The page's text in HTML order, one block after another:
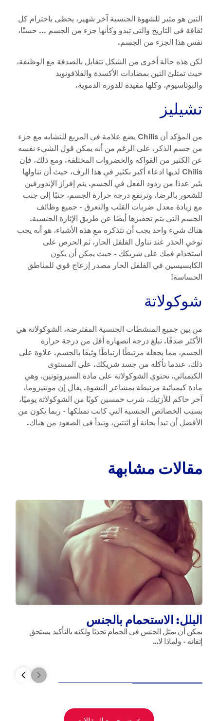
التين هو مثير للشهوة الجنسية آخر شهير، يحظى باحترام كل
ثقافة في التاريخ والتي تبدو وكأنها جزء من الجسم ... حسنًا،
نفس هذا الجزء من الجسم.
لكن هذه حالة أخرى من الشكل تتقابل بالصدفة مع الوظيفة،
حيث تمتلئ التين بمضادات الأكسدة والفلافونويد
والبوتاسيوم، وكلها مفيدة للدورة الدموية.
تشيليز
من المؤكد أن Chilis يضع علامة في المربع للتشابه مع جزء
من جسم الذكر، على الرغم من أنه يمكن قول الشيء نفسه
عن الكثير من الفواكه والخضروات المختلفة. ومع ذلك، فإن
Chilis لديها ادعاء أكبر بكثير في هذا الرف، حيث أن تناولها
يثير عددًا من ردود الفعل في الجسم. يتم إفراز الإندورفين
للشعور بالرضا، وترتفع درجة حرارة الجسم، جنبًا إلى جنب
مع زيادة معدل ضربات القلب والتعرق - جميع وظائف
الجسم التي يتم تحفيزها أيضًا عن طريق الإثارة الجنسية.
هناك شيء واحد يجب أن تتذكره مع هذه الأشياء، هو أنه يجب
توخي الحذر عند تناول الفلفل الحار، ثم الحرص على
استخدام فمك على شريكك - حيث يمكن أن يكون
الكابسيسين في الفلفل الحار مصدر إزعاج قوي للمناطق
الحساسة!
شوكولاتة
من بين جميع المنشطات الجنسية المفترضة، الشوكولاتة هي
الأكثر صدقًا. تبلغ درجة انصهاره أقل من درجة حرارة
الجسم، مما يجعله مرتبطًا ارتباطًا وثيقًا بالجسم. علاوة على
ذلك، عندما تأكله من جسد شريكك. على المستوى
الكيميائي، تحتوي الشوكولاتة على مادة السيروتونين، وهي
مادة كيميائية مرتبطة بمشاعر النشوة. يقال إن مونتيزوما،
آخر حاكم للأزتيك، شرب خمسين كوبًا من الشوكولاتة يوميًا،
بسبب الخصائص الجنسية التي كانت تمتلكها - ربما يكون من
الأفضل أن تبدأ بحانة أو اثنتين، وتبدأ في الصعود من هناك.
مقالات مشابهة
البلل: الاستحمام بالجنس
يمكن أن يمثل الجنس في الحمام تحديًا ولكنه بالتأكيد يستحق
إتقانه - ولماذا لا…